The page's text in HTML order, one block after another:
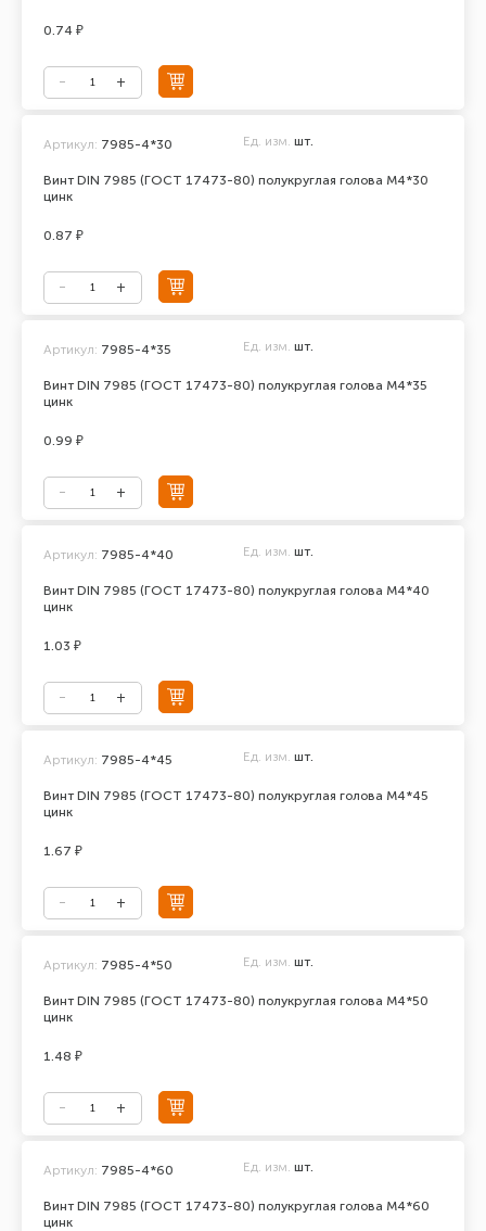
0.74 ₽
Винт DIN 7985 (ГОСТ 17473-80) полукруглая голова М4*30
цинк
Артикул: 7985-4*30 Ед. изм. шт.
0.87 ₽
Винт DIN 7985 (ГОСТ 17473-80) полукруглая голова М4*35
цинк
Артикул: 7985-4*35 Ед. изм. шт.
0.99 ₽
Винт DIN 7985 (ГОСТ 17473-80) полукруглая голова М4*40
цинк
Артикул: 7985-4*40 Ед. изм. шт.
1.03 ₽
Винт DIN 7985 (ГОСТ 17473-80) полукруглая голова М4*45
цинк
Артикул: 7985-4*45 Ед. изм. шт.
1.67 ₽
Винт DIN 7985 (ГОСТ 17473-80) полукруглая голова М4*50
цинк
Артикул: 7985-4*50 Ед. изм. шт.
1.48 ₽
Винт DIN 7985 (ГОСТ 17473-80) полукруглая голова М4*60
цинк
Артикул: 7985-4*60 Ед. изм. шт.